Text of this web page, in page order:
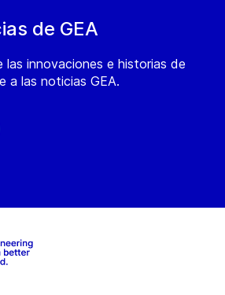
de GEA
innovaciones e historias de
a las noticias GEA.